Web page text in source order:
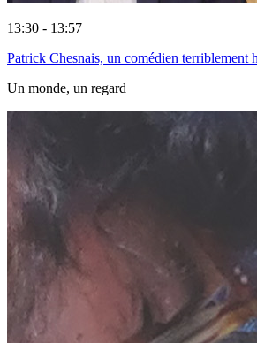
13:30 - 13:57
Patrick Chesnais, un comédien terriblement
Un monde, un regard